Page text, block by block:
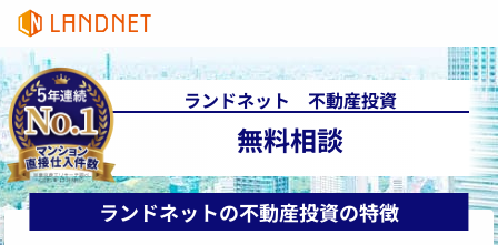
ランドネット 不動産投資
無料相談
ランドネットの不動産投資の特徴